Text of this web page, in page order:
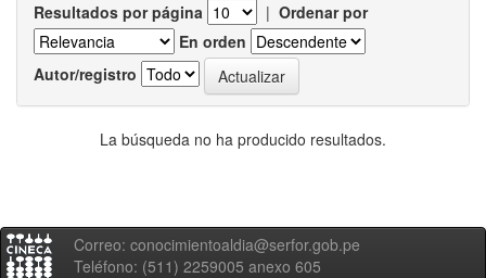
Resultados por página | Ordenar por
En orden
Autor/registro
La búsqueda no ha producido resultados.
Correo: conocimientoaldia@serfor.gob.pe
Teléfono: (511) 2259005 anexo 605